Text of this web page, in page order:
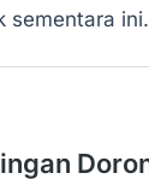
sementara ini.